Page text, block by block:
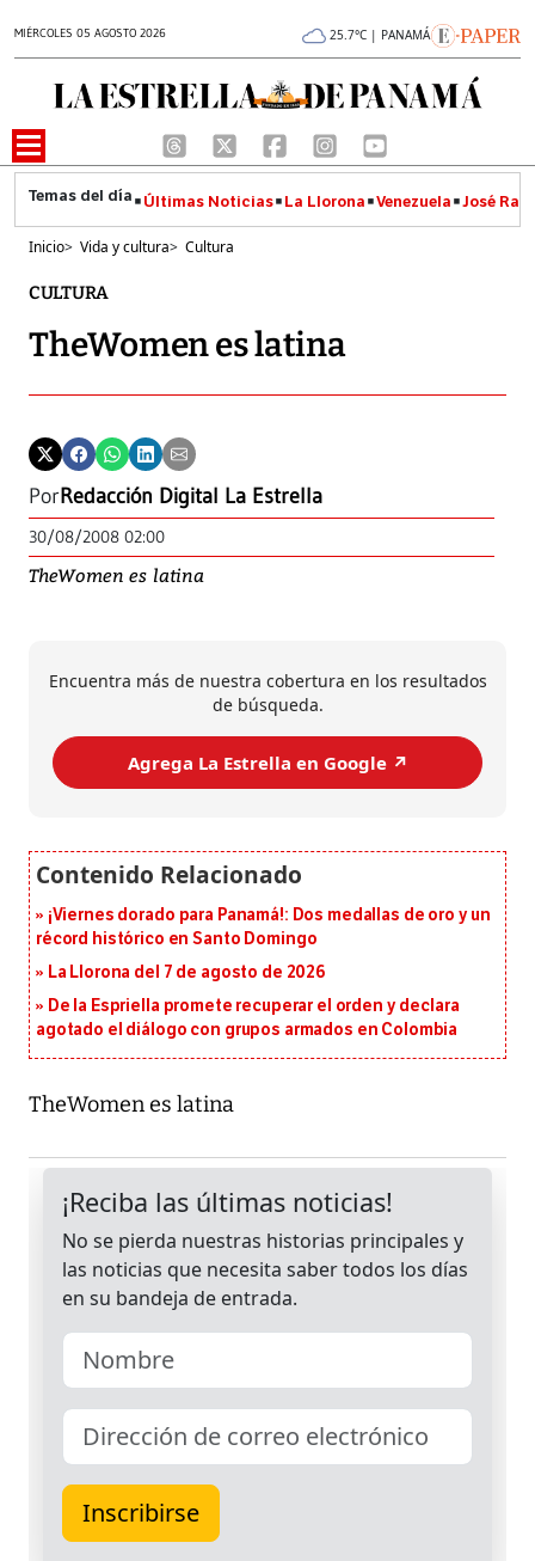
MIÉRCOLES 05 AGOSTO 2026 25.7°C | PANAMÁ
Últimas Noticias La Llorona Venezuela José
Inicio> Vida y cultura> Cultura
CULTURA
TheWomen es latina
PorRedacción Digital La Estrella
30/08/2008 02:00
TheWomen es latina
Encuentra más de nuestra cobertura en los resultados
de búsqueda.
Agrega La Estrella en Google ↗️
¡Viernes dorado para Panamá!: Dos medallas de oro y un
récord histórico en Santo Domingo
La Llorona del 7 de agosto de 2026
De la Espriella promete recuperar el orden y declara
agotado el diálogo con grupos armados en Colombia
TheWomen es latina